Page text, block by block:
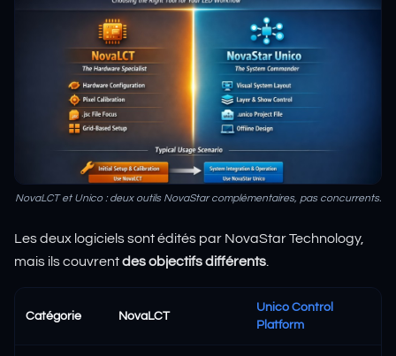
NovaLCT et Unico : deux outils NovaStar complémentaires, pas concurrents.
Les deux logiciels sont édités par NovaStar Technology,
mais ils couvrentdes objectifs différents
Catégorie NovaLCT
Unico Control
Platform